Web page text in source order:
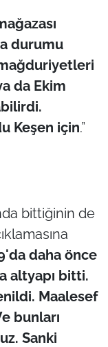
durumu
da Ekim
Keşen için.”
bittiğinin de
daha önce
altyapı bitti.
Maalesef
bunları
Sanki